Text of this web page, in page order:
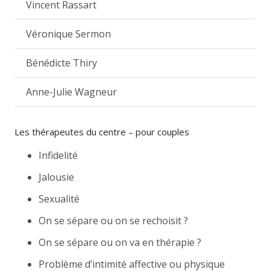
Vincent Rassart
Véronique Sermon
Bénédicte Thiry
Anne-Julie Wagneur
Les thérapeutes du centre – pour couples
Infidelité
Jalousie
Sexualité
On se sépare ou on se rechoisit ?
On se sépare ou on va en thérapie ?
Problème d’intimité affective ou physique